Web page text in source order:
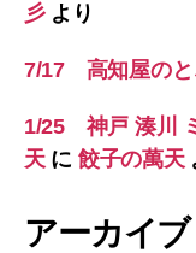
彡より
7/17 高知屋のと
1/25 神戸 湊川
天に 餃子の萬天
アーカイブ